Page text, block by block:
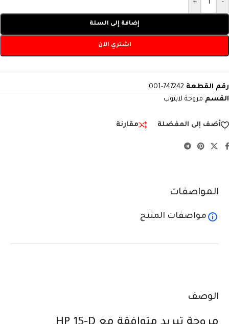
-
+
إضافة إلى السلة
اشتري الآن
رقم القطعة 747242-001
القسم مروحة لابتوب
أضف إلى المفضلة مقارنة
الوصف
المواصفات
مواصفات المنتج